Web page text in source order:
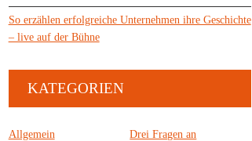
So erzählen erfolgreiche Unternehmen ihre Geschichte
– live auf der Bühne
KATEGORIEN
Allgemein Drei Fragen an